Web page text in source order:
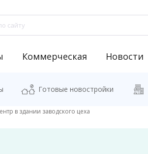
Коммерческая Новости
Готовые новостройки
в здании заводского цеха